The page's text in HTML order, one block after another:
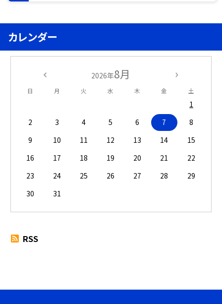
カレンダー
2026年8月
日 月 火 水 木 金 土
1
2
3 4 5 6 7
8
9
10 11 12 13 14
15
16
17 18 19 20 21
22
23
24 25 26 27 28
29
30
31
RSS